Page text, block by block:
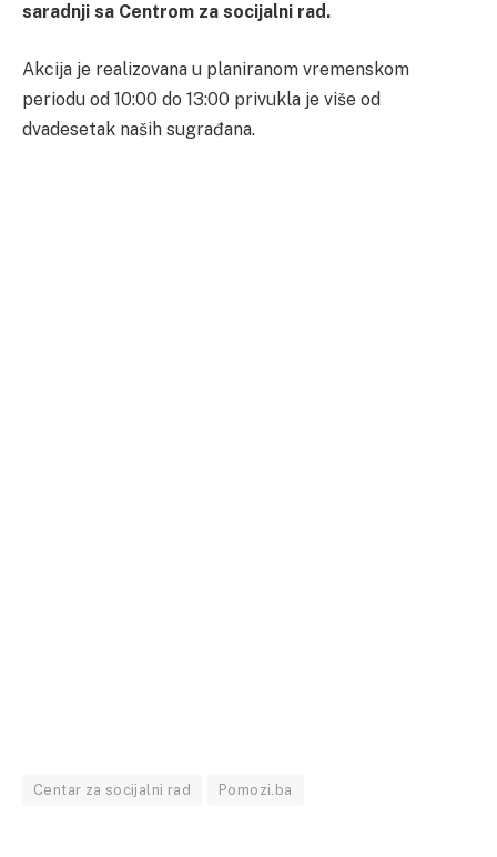
saradnji sa Centrom za socijalni rad.
Akcija je realizovana u planiranom vremenskom
periodu od 10:00 do 13:00 privukla je više od
dvadesetak naših sugrađana.
Centar za socijalni rad Pomozi.ba